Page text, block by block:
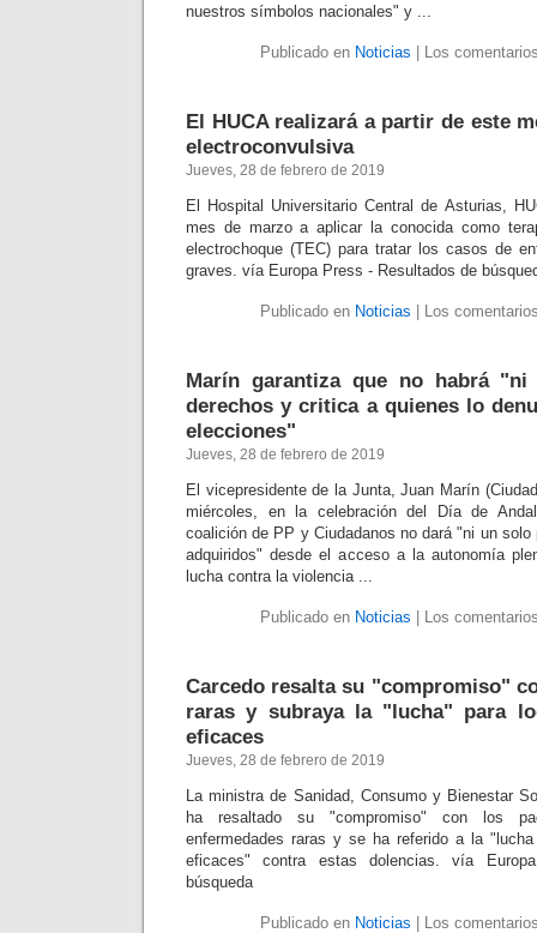
nuestros símbolos nacionales" y ...
Publicado en Noticias Los
El HUCA realizará a partir de este
electroconvulsiva
Jueves, 28 de febrero de 2019
El Hospital Universitario Central de Asturias,
mes de marzo a aplicar la conocida como
electrochoque (TEC) para tratar los casos de
graves. vía Europa Press - Resultados de
Publicado en Noticias Los
Marín garantiza que no habrá
derechos y critica a quienes lo
elecciones"
Jueves, 28 de febrero de 2019
El vicepresidente de la Junta, Juan Marín
miércoles, en la celebración del Día de
coalición de PP y Ciudadanos no dará "ni un
adquiridos" desde el acceso a la autonomía
lucha contra la violencia ...
Publicado en Noticias Los
Carcedo resalta su "compromiso"
raras y subraya la "lucha" para
eficaces
Jueves, 28 de febrero de 2019
La ministra de Sanidad, Consumo y Bienestar
ha resaltado su "compromiso" con los
enfermedades raras y se ha referido a la
eficaces" contra estas dolencias. vía
búsqueda
Publicado en Noticias Los